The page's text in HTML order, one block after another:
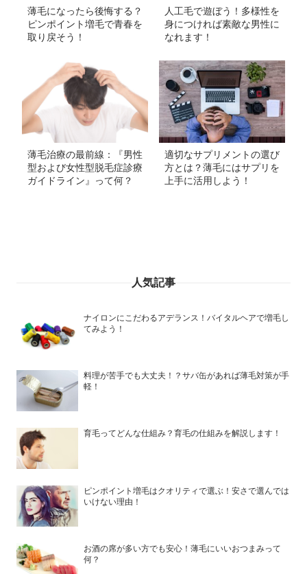
薄毛になったら後悔する？
ピンポイント増毛で青春を
取り戻そう！
人工毛で遊ぼう！多様性を
身につければ素敵な男性に
なれます！
薄毛治療の最前線：『男性
型および女性型脱毛症診療
ガイドライン』って何？
適切なサプリメントの選び
方とは？薄毛にはサプリを
上手に活用しよう！
人気記事
ナイロンにこだわるアデランス！バイタルヘアで増毛し
てみよう！
料理が苦手でも大丈夫！？サバ缶があれば薄毛対策が手
軽！
育毛ってどんな仕組み？育毛の仕組みを解説します！
ピンポイント増毛はクオリティで選ぶ！安さで選んでは
いけない理由！
お酒の席が多い方でも安心！薄毛にいいおつまみって
何？